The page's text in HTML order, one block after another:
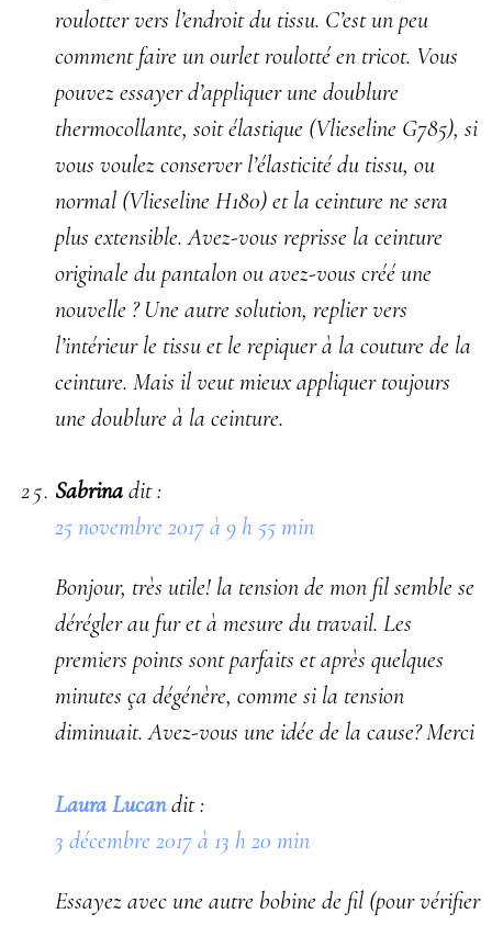
roulotter vers l’endroit du tissu. C’est un peu
comment faire un ourlet roulotté en tricot. Vous
pouvez essayer d’appliquer une doublure
thermocollante, soit élastique (Vlieseline G785), si
vous voulez conserver l’élasticité du tissu, ou
normal (Vlieseline H180) et la ceinture ne sera
plus extensible. Avez-vous reprisse la ceinture
originale du pantalon ou avez-vous créé une
nouvelle ? Une autre solution, replier vers
l’intérieur le tissu et le repiquer à la couture de la
ceinture. Mais il veut mieux appliquer toujours
une doublure à la ceinture.
Sabrinadit :
25 novembre 2017 à 9 h 55 min
Bonjour, très utile! la tension de mon fil semble se
dérégler au fur et à mesure du travail. Les
premiers points sont parfaits et après quelques
minutes ça dégénère, comme si la tension
diminuait. Avez-vous une idée de la cause? Merci
Laura Lucandit :
3 décembre 2017 à 13 h 20 min
Essayez avec une autre bobine de fil (pour vérifier